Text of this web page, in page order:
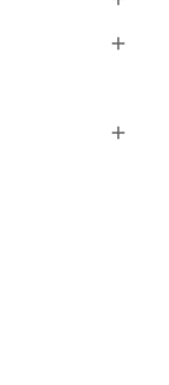

